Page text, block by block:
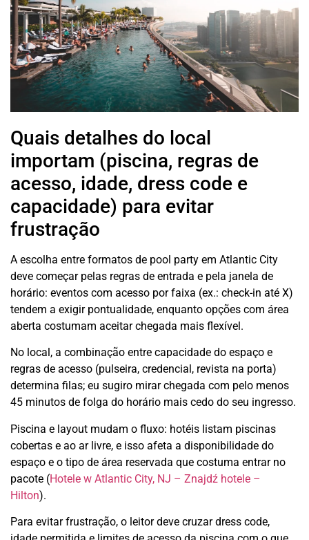
Quais detalhes do local
importam (piscina, regras de
acesso, idade, dress code e
capacidade) para evitar
frustração
A escolha entre formatos de pool party em Atlantic City
deve começar pelas regras de entrada e pela janela de
horário: eventos com acesso por faixa (ex.: check-in até X)
tendem a exigir pontualidade, enquanto opções com área
aberta costumam aceitar chegada mais flexível.
No local, a combinação entre capacidade do espaço e
regras de acesso (pulseira, credencial, revista na porta)
determina filas; eu sugiro mirar chegada com pelo menos
45 minutos de folga do horário mais cedo do seu ingresso.
Piscina e layout mudam o fluxo: hotéis listam piscinas
cobertas e ao ar livre, e isso afeta a disponibilidade do
espaço e o tipo de área reservada que costuma entrar no
pacote (Hotele w Atlantic City, NJ – Znajdź hotele –
Hilton).
Para evitar frustração, o leitor deve cruzar dress code,